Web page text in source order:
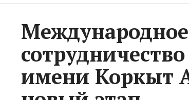
Международное
имени Коркыт